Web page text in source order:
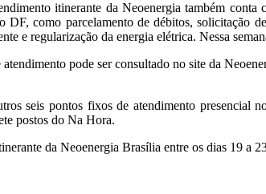
itinerante da Neoenergia também
DF, como parcelamento de débitos, solicitação
e regularização da energia elétrica. Nessa
atendimento pode ser consultado no site da
seis pontos fixos de atendimento presencial
postos do Na Hora.
da Neoenergia Brasília entre os dias 19 a